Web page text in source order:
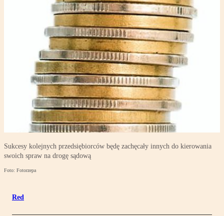
Sukcesy kolejnych przedsiębiorców będę zachęcały innych do kierowania
swoich spraw na drogę sądową
Foto: Fotorzepa
Red